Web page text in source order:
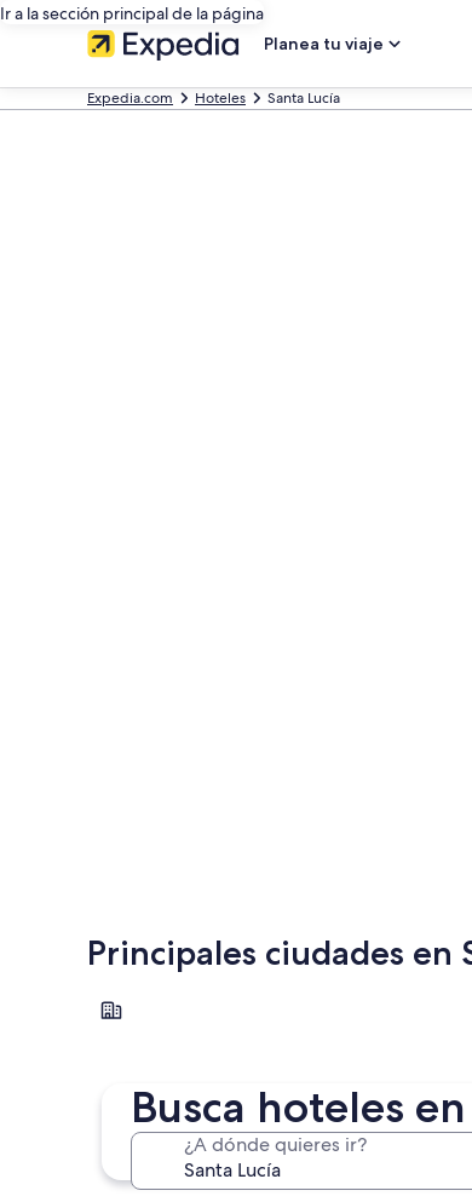
Ir a la sección principal de la página
Planea tu viaje
Expedia.com Hoteles Santa Lucía
Busca hoteles
¿A dónde quieres ir?
Principales ciudades en
Soufrière